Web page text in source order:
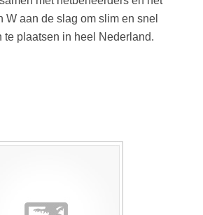
W aan de slag om slim en snel
te plaatsen in heel Nederland.